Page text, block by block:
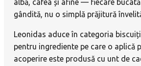
albă, cafea și afine — fiecare
gândită, nu o simplă prăjitură
Leonidas aduce în categoria
pentru ingrediente pe care o aplică
acoperire este produsă cu unt de